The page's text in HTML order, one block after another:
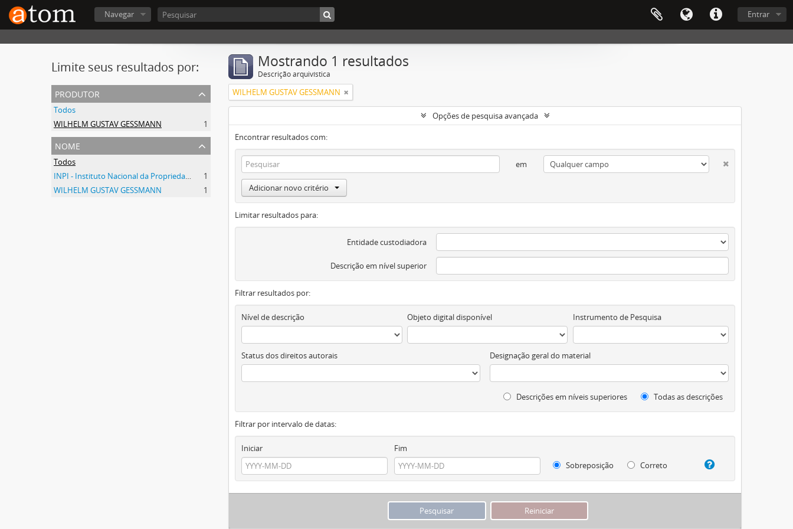
Entrar
Navegar
Limite seus resultados por:
produtor
Todos
WILHELM GUSTAV GESSMANN
1
nome
Todos
INPI - Instituto Nacional da Propriedade Industrial
1
WILHELM GUSTAV GESSMANN
1
Mostrando 1 resultados
Descrição arquivística
WILHELM GUSTAV GESSMANN
Opções de pesquisa avançada
Encontrar resultados com:
em
Adicionar novo critério
Limitar resultados para:
Entidade custodiadora
Descrição em nível superior
Filtrar resultados por:
Nível de descrição Objeto digital disponível Instrumento de Pesquisa
Status dos direitos autorais Designação geral do material
Descrições em níveis superiores Todas as descrições
Filtrar por intervalo de datas:
Iniciar
Fim
Sobreposição
Correto